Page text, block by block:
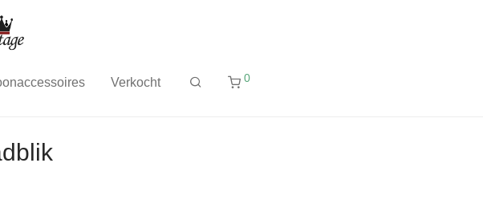
Verkocht 0